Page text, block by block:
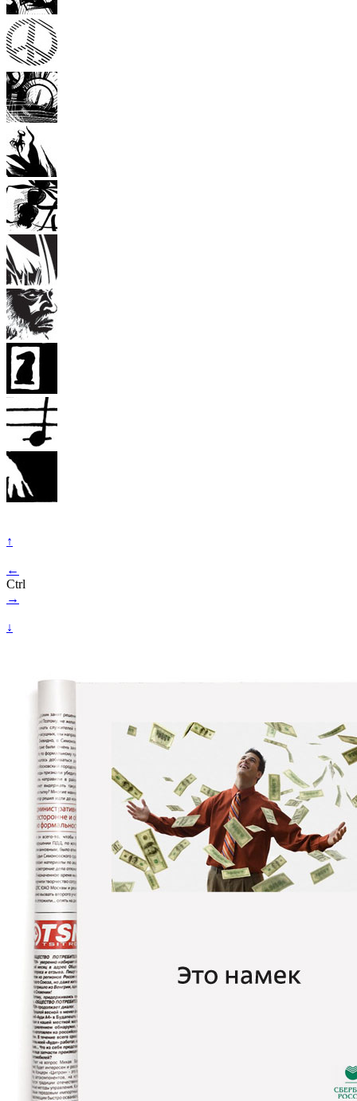
↑
←
Ctrl
→
↓